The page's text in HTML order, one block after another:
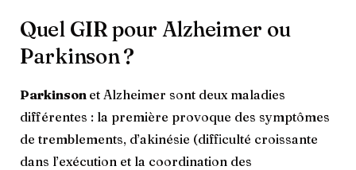
Quel GIR pour Alzheimer ou
Parkinson ?
Parkinson et Alzheimer sont deux maladies
différentes : la première provoque des symptômes
de tremblements, d’akinésie (difficulté croissante
dans l’exécution et la coordination des